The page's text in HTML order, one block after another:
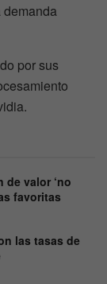
demanda
por sus
de valor ‘no
favoritas
las tasas de